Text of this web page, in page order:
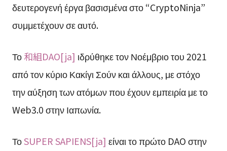
δευτερογενή έργα βασισμένα στο “CryptoNinja”
συμμετέχουν σε αυτό.
Το和組DAO[ja] ιδρύθηκε τον Νοέμβριο του 2021
από τον κύριο Κακίγι Σούν και άλλους, με στόχο
την αύξηση των ατόμων που έχουν εμπειρία με το
Web3.0 στην Ιαπωνία.
ΤοSUPER SAPIENS[ja] είναι το πρώτο DAO στην